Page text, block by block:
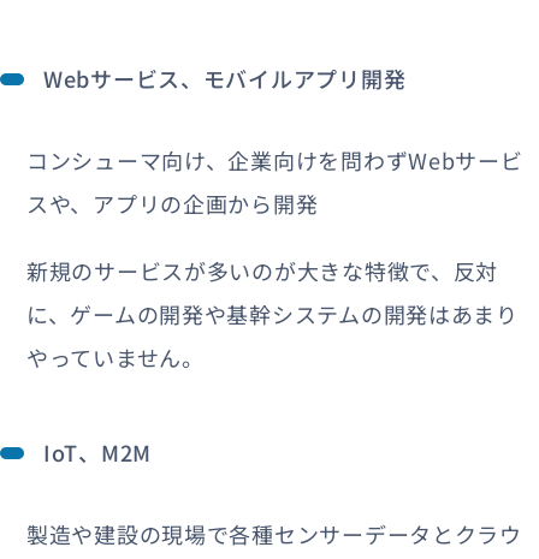
Webサービス、モバイルアプリ開発
コンシューマ向け、企業向けを問わずWebサービ
スや、アプリの企画から開発
新規のサービスが多いのが大きな特徴で、反対
に、ゲームの開発や基幹システムの開発はあまり
やっていません。
IoT、M2M
製造や建設の現場で各種センサーデータとクラウ